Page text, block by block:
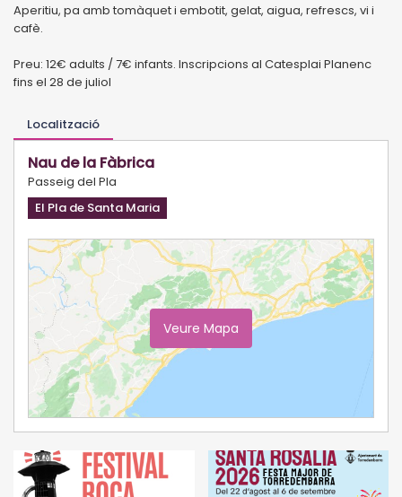
Aperitiu, pa amb tomàquet i embotit, gelat, aigua, refrescs, vi i
cafè.
Preu: 12€ adults / 7€ infants. Inscripcions al Catesplai Planenc
fins el 28 de juliol
Localització
Nau de la Fàbrica
Passeig del Pla
El Pla de Santa Maria
Veure Mapa